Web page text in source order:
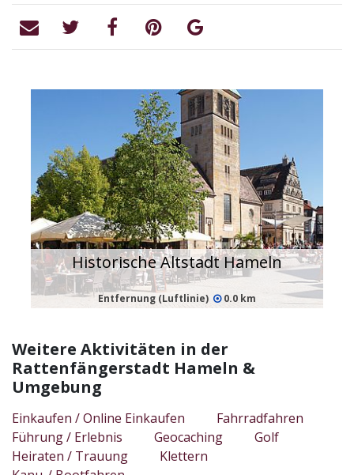
Historische Altstadt Hameln
Entfernung (Luftlinie) 0.0 km
Weitere Aktivitäten in der
Rattenfängerstadt Hameln &
Umgebung
Einkaufen / Online Einkaufen
Fahrradfahren
Führung / Erlebnis
Geocaching
Golf
Heiraten / Trauung
Klettern